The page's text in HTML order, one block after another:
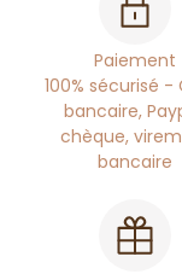
Paiement
100% sécurisé -
bancaire,
chèque,
bancaire